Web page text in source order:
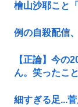
檜山沙耶こと
例の自殺配信
【正論】今の
ん。笑ったこ
細すぎる足...